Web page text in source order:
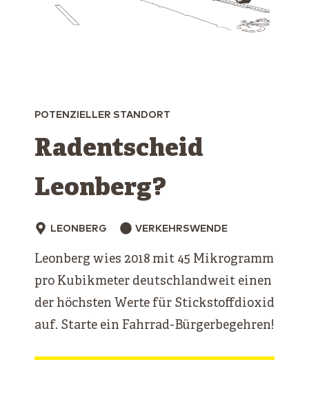
POTENZIELLER STANDORT
Radentscheid
Leonberg?
LEONBERG VERKEHRSWENDE
Leonberg wies 2018 mit 45 Mikrogramm
pro Kubikmeter deutschlandweit einen
der höchsten Werte für Stickstoffdioxid
auf. Starte ein Fahrrad-Bürgerbegehren!